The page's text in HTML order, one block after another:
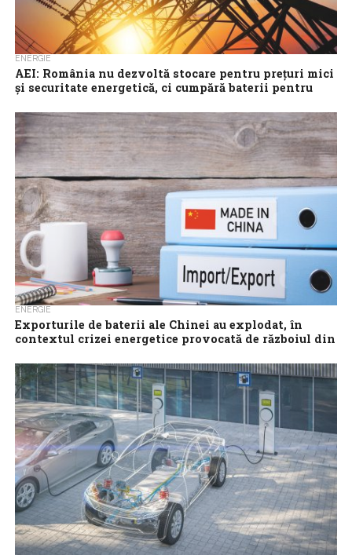
ENERGIE
AEI: România nu dezvoltă stocare pentru prețuri mici
și securitate energetică, ci cumpără baterii pentru
România nu dezvoltă stocare pentru prețuri mai mici și
securitate energetică, ci cumpără baterii pentru profit din
haosul energetic și comisioane din...
ENERGIE
Exporturile de baterii ale Chinei au explodat, în
contextul crizei energetice provocată de războiul din
Exporturile chineze de baterii cu litiu au crescut semnificativ, în
primul trimestru, ceea ce confirmă interesul pentru surse
alternative de energie care...